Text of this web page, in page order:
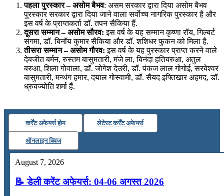
July 19, 2026
📝 डेली करेंट अफेयर्स: 16-18 जुलाई 2026
पहला पुरस्कार – असोम बैभव: असम सरकार द्वारा दिया असोम बैभव
पुरस्कार सरकार द्वारा दिया जाने वाला सर्वोच्च नागरिक पुरस्कार है और
इस वर्ष के प्राप्तकर्ता डॉ. तपन सैकिया हैं.
दूसरा सम्मान – असोम सौरव: इस वर्ष के यह सम्मान कृष्णा रॉय, गिल्बर्ट
संगमा, डॉ. बिनॉय कुमार सैकिया और डॉ. शशिधर फुकन को मिला है.
तीसरा सम्मान – असोम गौरव: इस वर्ष के यह पुरस्कार प्राप्त करने वाले
देबजीत बर्मन, रुस्तम बासुमतारी, मंजे ला, बिनंदा हतिबरुआ, अतुल
बरुआ, शिला गोवाला, डॉ. जोगेश देउरी, डॉ. पंकज लाल गोगोई, सरबेश्वर
बासुमतारी, मन्थंग हमार, दयाल गोस्वामी, डॉ. सैयद इफ्तिखार अहमद, डॉ.
ध्रुबज्योति शर्मा हैं.
कर्रेंट अफेयर्स होम लेटेस्ट कर्रेंट अफेयर्स
ऑनलाइन क्विज
August 7, 2026
📝 डेली करेंट अफेयर्स: 04-06 अगस्त 2026